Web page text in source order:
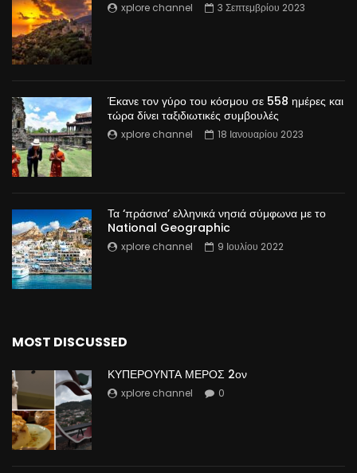
xplore channel 3 Σεπτεμβρίου 2023
Έκανε τον γύρο του κόσμου σε 558 ημέρες και
τώρα δίνει ταξιδιωτικές συμβουλές
xplore channel 18 Ιανουαρίου 2023
Τα ‘πράσινα’ ελληνικά νησιά σύμφωνα με το
National Geographic
xplore channel 9 Ιουλίου 2022
MOST DISCUSSED
ΚΥΠΕΡΟΥΝΤΑ ΜΕΡΟΣ 2ον
xplore channel 0